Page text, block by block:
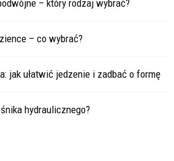
– który rodzaj wybrać?
– co wybrać?
jak ułatwić jedzenie i zadbać o formę
hydraulicznego?